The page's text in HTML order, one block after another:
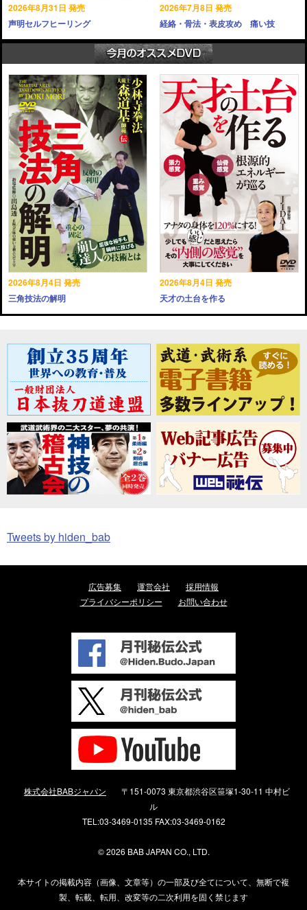
2026年8月31日 発売
声明セルフヒーリング
2026年7月8日 発売
経絡・骨法・表皮攻め 痛い技
2026年8月4日 発売
三角技法の解明
2026年8月4日 発売
天才の土台を作る
Tweets by hiden_bab
広告募集 運営会社
採用情報
プライバシーポリシー
お問い合わせ
株式会社BABジャパン
〒151-0073 東京都渋谷区笹塚1-30-11 中村ビ
ル
TEL:03-3469-0135 FAX:03-3469-0162
©2026 BAB JAPAN CO., LTD.
本サイトの掲載内容（画像、文章等）の一部及び全てについて、無断で複
製、転載、転用、改変等の二次利用を固く禁じます